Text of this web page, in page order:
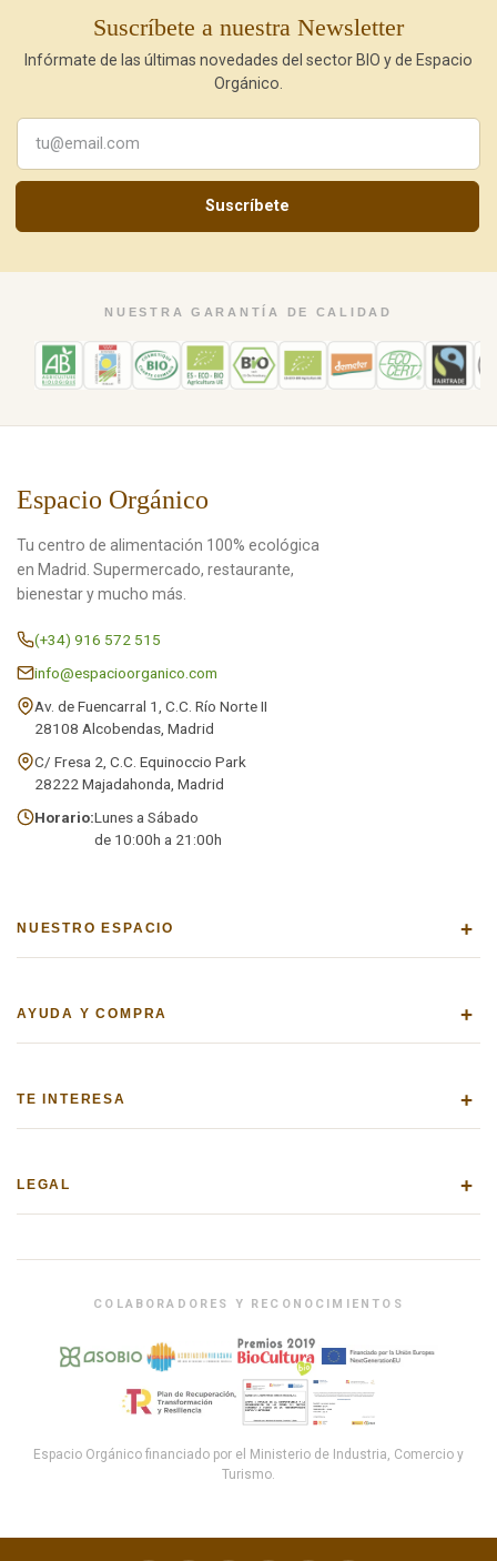
Suscríbete a nuestra Newsletter
Infórmate de las últimas novedades del sector BIO y de Espacio
Orgánico.
Suscríbete
NUESTRA GARANTÍA DE CALIDAD
Espacio Orgánico
Tu centro de alimentación 100% ecológica
en Madrid. Supermercado, restaurante,
bienestar y mucho más.
(+34) 916 572 515
info@espacioorganico.com
Av. de Fuencarral 1, C.C. Río Norte II
28108 Alcobendas, Madrid
C/ Fresa 2, C.C. Equinoccio Park
28222 Majadahonda, Madrid
Horario:Lunes a Sábado
de 10:00h a 21:00h
NUESTRO ESPACIO +
AYUDA Y COMPRA +
TE INTERESA +
LEGAL +
COLABORADORES Y RECONOCIMIENTOS
Espacio Orgánico financiado por el Ministerio de Industria, Comercio y
Turismo.